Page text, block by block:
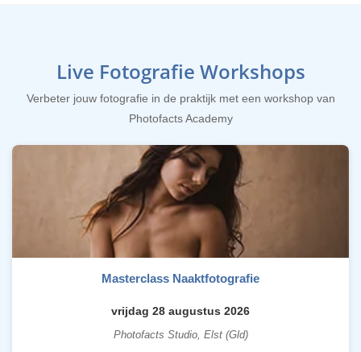
Live Fotografie Workshops
Verbeter jouw fotografie in de praktijk met een workshop van
Photofacts Academy
Masterclass Naaktfotografie
vrijdag 28 augustus 2026
Photofacts Studio, Elst (Gld)